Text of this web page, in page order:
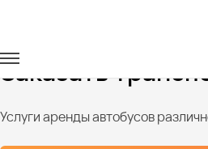
Заказать
Услуги аренды автобусов